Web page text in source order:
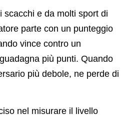
scacchi e da molti sport di
parte con un punteggio
vince contro un
più punti. Quando
più debole, ne perde di
nel misurare il livello